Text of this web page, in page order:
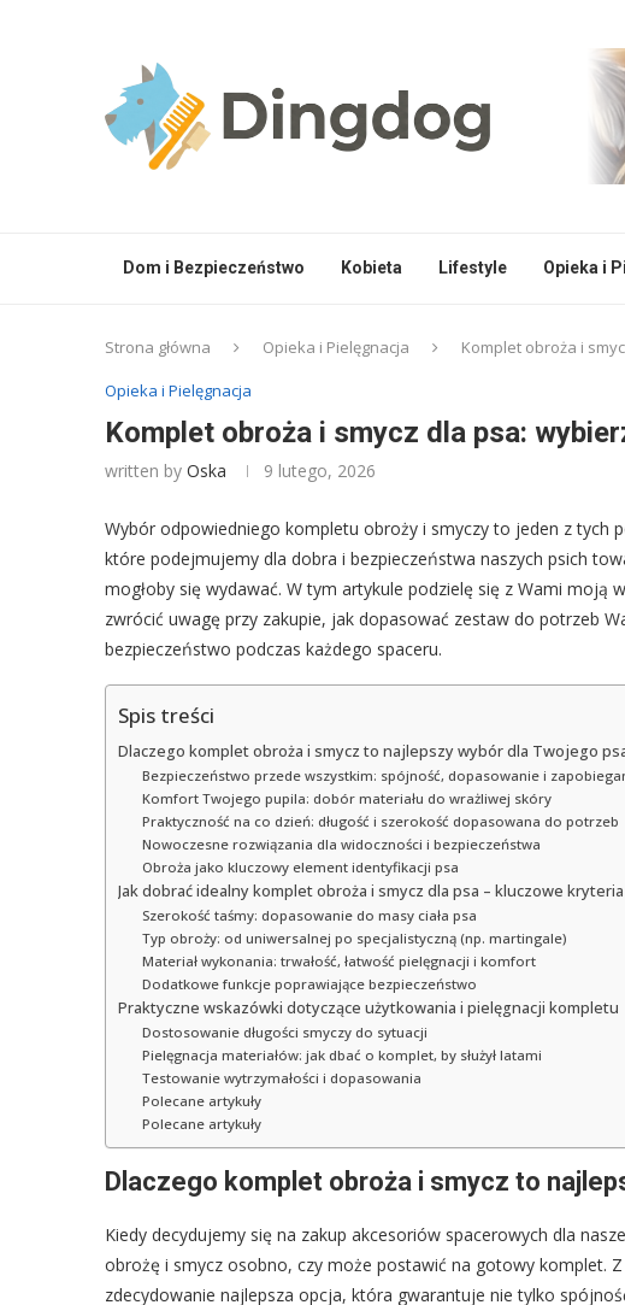
Dom i Bezpieczeństwo Kobieta Lifestyle Opieka i
Strona główna Opieka i Pielęgnacja
Komplet obroża i
Opieka i Pielęgnacja
Komplet obroża i smycz dla psa:
written by Oska 9 lutego, 2026
Wybór odpowiedniego kompletu obroży i smyczy to jeden z tych
które podejmujemy dla dobra i bezpieczeństwa naszych psich
mogłoby się wydawać. W tym artykule podzielę się z Wami moją
zwrócić uwagę przy zakupie, jak dopasować zestaw do potrzeb
bezpieczeństwo podczas każdego spaceru.
Spis treści
Dlaczego komplet obroża i smycz to najlepszy wybór dla Twojego
Bezpieczeństwo przede wszystkim: spójność, dopasowanie i
Komfort Twojego pupila: dobór materiału do wrażliwej skóry
Praktyczność na co dzień: długość i szerokość dopasowana do potrzeb
Nowoczesne rozwiązania dla widoczności i bezpieczeństwa
Obroża jako kluczowy element identyfikacji psa
Jak dobrać idealny komplet obroża i smycz dla psa – kluczowe kryteria
Szerokość taśmy: dopasowanie do masy ciała psa
Typ obroży: od uniwersalnej po specjalistyczną (np. martingale)
Materiał wykonania: trwałość, łatwość pielęgnacji i komfort
Dodatkowe funkcje poprawiające bezpieczeństwo
Praktyczne wskazówki dotyczące użytkowania i pielęgnacji kompletu
Dostosowanie długości smyczy do sytuacji
Pielęgnacja materiałów: jak dbać o komplet, by służył latami
Testowanie wytrzymałości i dopasowania
Polecane artykuły
Polecane artykuły
Dlaczego komplet obroża i smycz to
Kiedy decydujemy się na zakup akcesoriów spacerowych dla
obrożę i smycz osobno, czy może postawić na gotowy komplet.
zdecydowanie najlepsza opcja, która gwarantuje nie tylko